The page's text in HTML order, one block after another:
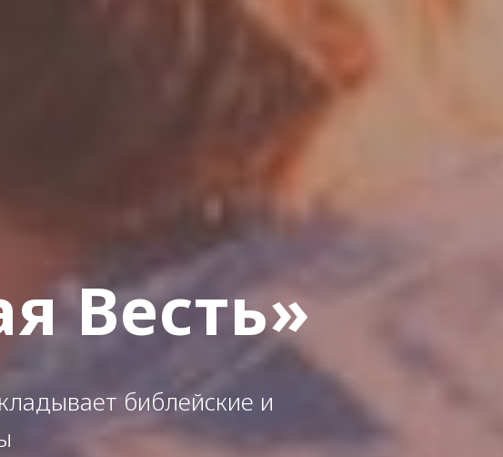
Весть»
библейские и